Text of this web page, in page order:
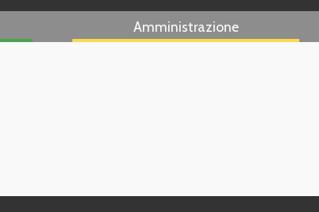
Amministrazione